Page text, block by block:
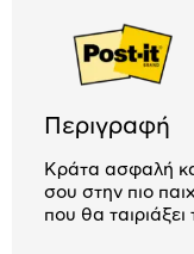
Περιγραφή
Κράτα ασφαλή
σου στην πιο
που θα